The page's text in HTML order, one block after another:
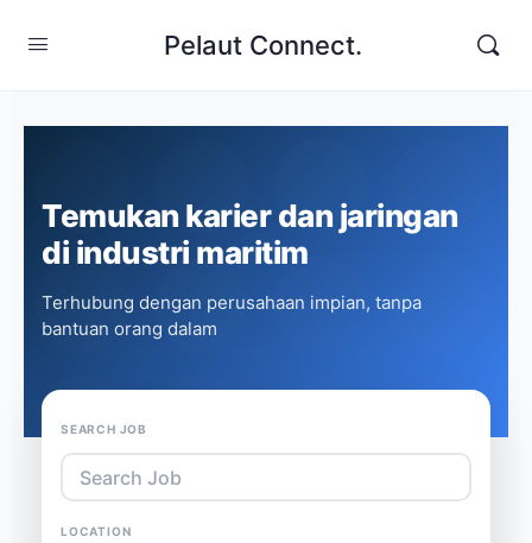
Pelaut Connect.
Temukan karier dan jaringan
di industri maritim
Terhubung dengan perusahaan impian, tanpa
bantuan orang dalam
SEARCH JOB
LOCATION